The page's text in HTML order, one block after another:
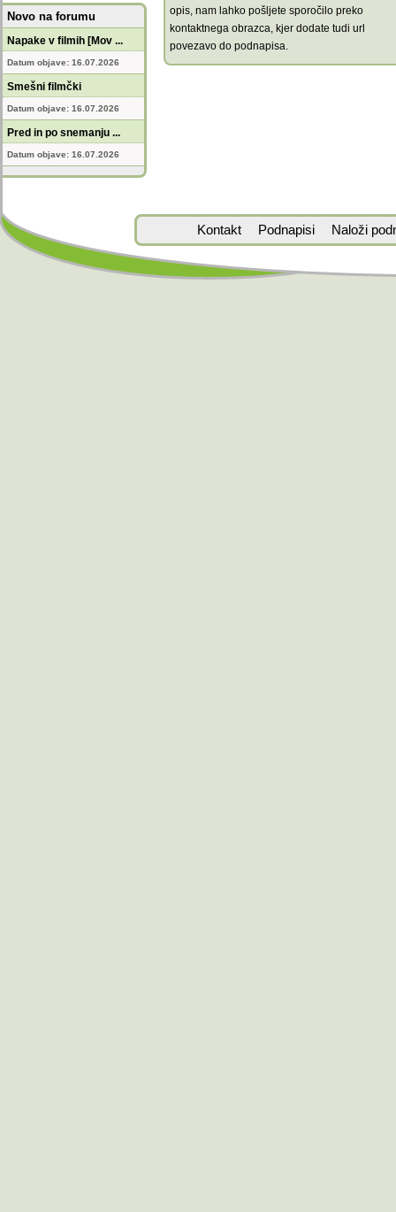
Novo na forumu
Napake v filmih [Mov ...
Datum objave: 16.07.2026
Smešni filmčki
Datum objave: 16.07.2026
Pred in po snemanju ...
Datum objave: 16.07.2026
opis, nam lahko pošljete sporočilo preko
kontaktnega obrazca, kjer dodate tudi url
povezavo do podnapisa.
Kontakt Podnapisi Naloži